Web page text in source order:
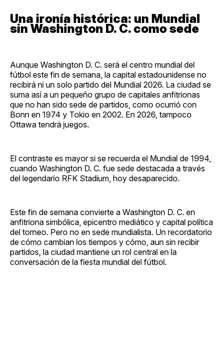
Una ironía histórica: un Mundial
sin Washington D. C. como sede
Aunque Washington D. C. será el centro mundial del
fútbol este fin de semana, la capital estadounidense no
recibirá ni un solo partido del Mundial 2026. La ciudad se
suma así a un pequeño grupo de capitales anfitrionas
que no han sido sede de partidos, como ocurrió con
Bonn en 1974 y Tokio en 2002. En 2026, tampoco
Ottawa tendrá juegos.
El contraste es mayor si se recuerda el Mundial de 1994,
cuando Washington D. C. fue sede destacada a través
del legendario RFK Stadium, hoy desaparecido.
Este fin de semana convierte a Washington D. C. en
anfitriona simbólica, epicentro mediático y capital política
del torneo. Pero no en sede mundialista. Un recordatorio
de cómo cambian los tiempos y cómo, aun sin recibir
partidos, la ciudad mantiene un rol central en la
conversación de la fiesta mundial del fútbol.